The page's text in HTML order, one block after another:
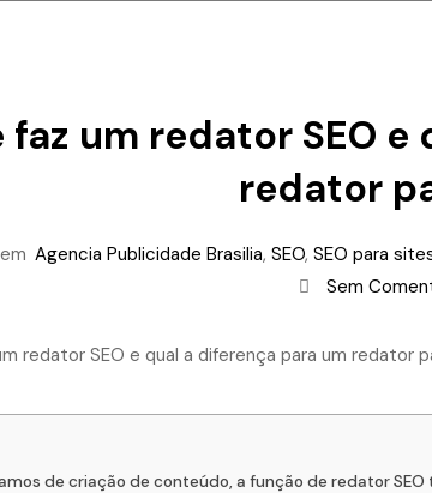
faz um redator SEO
redator
Agencia Publicidade Brasilia, SEO, SEO para
Sem
de criação de conteúdo, a função de redator